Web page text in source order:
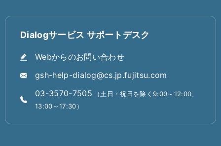
Dialogサービス サポートデスク
Webからのお問い合わせ
gsh-help-dialog@cs.jp.fujitsu.com
03-3570-7505
（土日・祝日を除く9:00～12:00、
13:00～17:30）